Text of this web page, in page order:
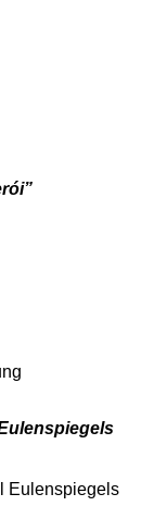
Eulenspiegels